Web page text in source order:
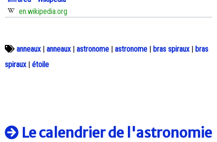
en.wikipedia.org
anneaux anneaux astronome astronome bras spiraux
bras
spiraux
étoile
Le calendrier de l'astronomie